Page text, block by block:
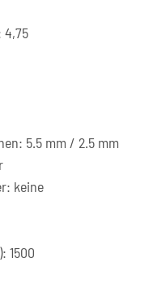
4,75
5.5 mm / 2.5 mm
keine
1500